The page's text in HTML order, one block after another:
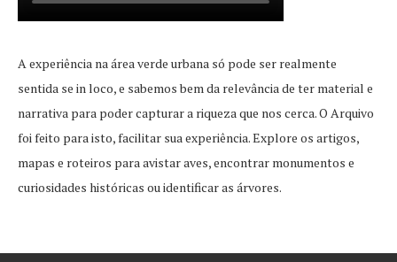
A experiência na área verde urbana só pode ser realmente
sentida se in loco, e sabemos bem da relevância de ter material e
narrativa para poder capturar a riqueza que nos cerca. O Arquivo
foi feito para isto, facilitar sua experiência. Explore os artigos,
mapas e roteiros para avistar aves, encontrar monumentos e
curiosidades históricas ou identificar as árvores.